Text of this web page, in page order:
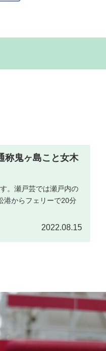
称鬼ヶ島こと女木
。瀬戸芸では瀬戸内の
港からフェリーで20分
2022.08.15